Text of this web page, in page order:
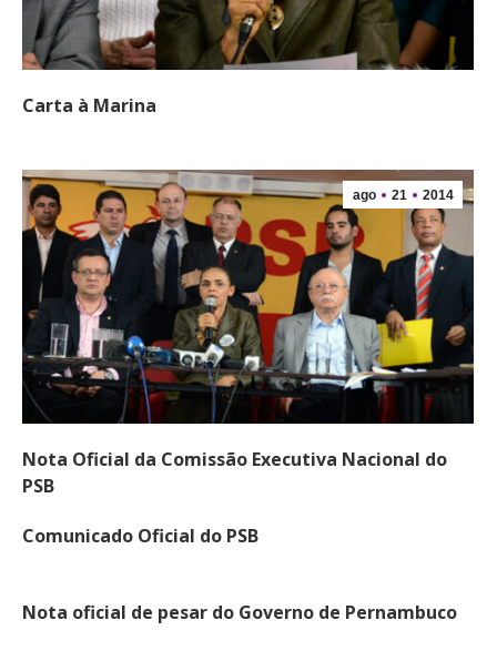
Carta à Marina
ago 21 2014
Nota Oficial da Comissão Executiva Nacional do
PSB
Comunicado Oficial do PSB
Nota oficial de pesar do Governo de Pernambuco